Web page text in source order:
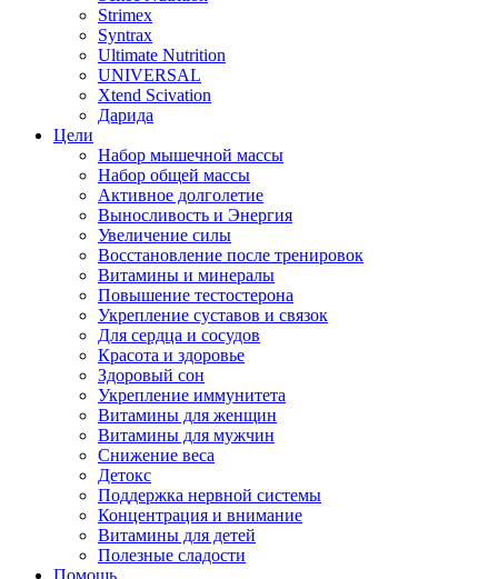
Strimex
Syntrax
Ultimate Nutrition
UNIVERSAL
Xtend Scivation
Дарида
Цели
Набор мышечной массы
Набор общей массы
Активное долголетие
Выносливость и Энергия
Увеличение силы
Восстановление после тренировок
Витамины и минералы
Повышение тестостерона
Укрепление суставов и связок
Для сердца и сосудов
Красота и здоровье
Здоровый сон
Укрепление иммунитета
Витамины для женщин
Витамины для мужчин
Снижение веса
Детокс
Поддержка нервной системы
Концентрация и внимание
Витамины для детей
Полезные сладости
Помощь